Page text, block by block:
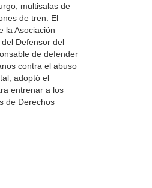
multisalas de
de tren. El
la Asociación
Defensor del
de defender
contra el abuso
adoptó el
entrenar a los
de Derechos